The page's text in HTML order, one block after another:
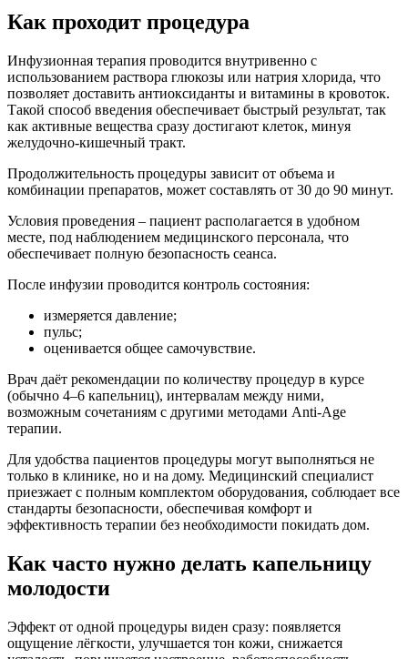
Как проходит процедура
Инфузионная терапия проводится внутривенно с
использованием раствора глюкозы или натрия хлорида, что
позволяет доставить антиоксиданты и витамины в кровоток.
Такой способ введения обеспечивает быстрый результат, так
как активные вещества сразу достигают клеток, минуя
желудочно-кишечный тракт.
Продолжительность процедуры зависит от объема и
комбинации препаратов, может составлять от 30 до 90 минут.
Условия проведения – пациент располагается в удобном
месте, под наблюдением медицинского персонала, что
обеспечивает полную безопасность сеанса.
После инфузии проводится контроль состояния:
измеряется давление;
пульс;
оценивается общее самочувствие.
Врач даёт рекомендации по количеству процедур в курсе
(обычно 4–6 капельниц), интервалам между ними,
возможным сочетаниям с другими методами Anti-Age
терапии.
Для удобства пациентов процедуры могут выполняться не
только в клинике, но и на дому. Медицинский специалист
приезжает с полным комплектом оборудования, соблюдает все
стандарты безопасности, обеспечивая комфорт и
эффективность терапии без необходимости покидать дом.
Как часто нужно делать капельницу
молодости
Эффект от одной процедуры виден сразу: появляется
ощущение лёгкости, улучшается тон кожи, снижается